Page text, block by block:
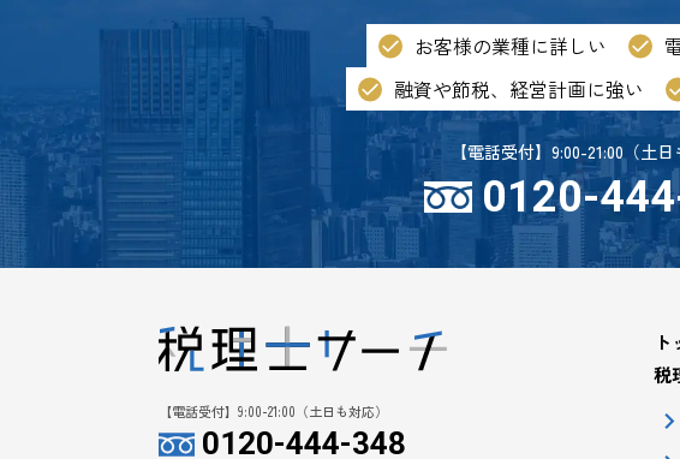
お客様の業種に詳しい
融資や節税、 経営計画に強い
【電話受付】9:00-21:00（土日
0120-
【電話受付】9:00-21:00（土日も対応）
0120-444-348
税